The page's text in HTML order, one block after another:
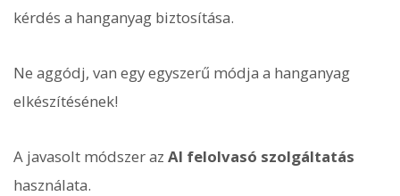
kérdés a hanganyag biztosítása.
Ne aggódj, van egy egyszerű módja a hanganyag
elkészítésének!
A javasolt módszer az AI felolvasó szolgáltatás
használata.